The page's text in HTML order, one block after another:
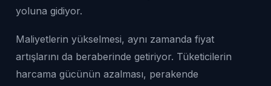
yoluna gidiyor.
Maliyetlerin yükselmesi, aynı zamanda fiyat
artışlarını da beraberinde getiriyor. Tüketicilerin
harcama gücünün azalması, perakende